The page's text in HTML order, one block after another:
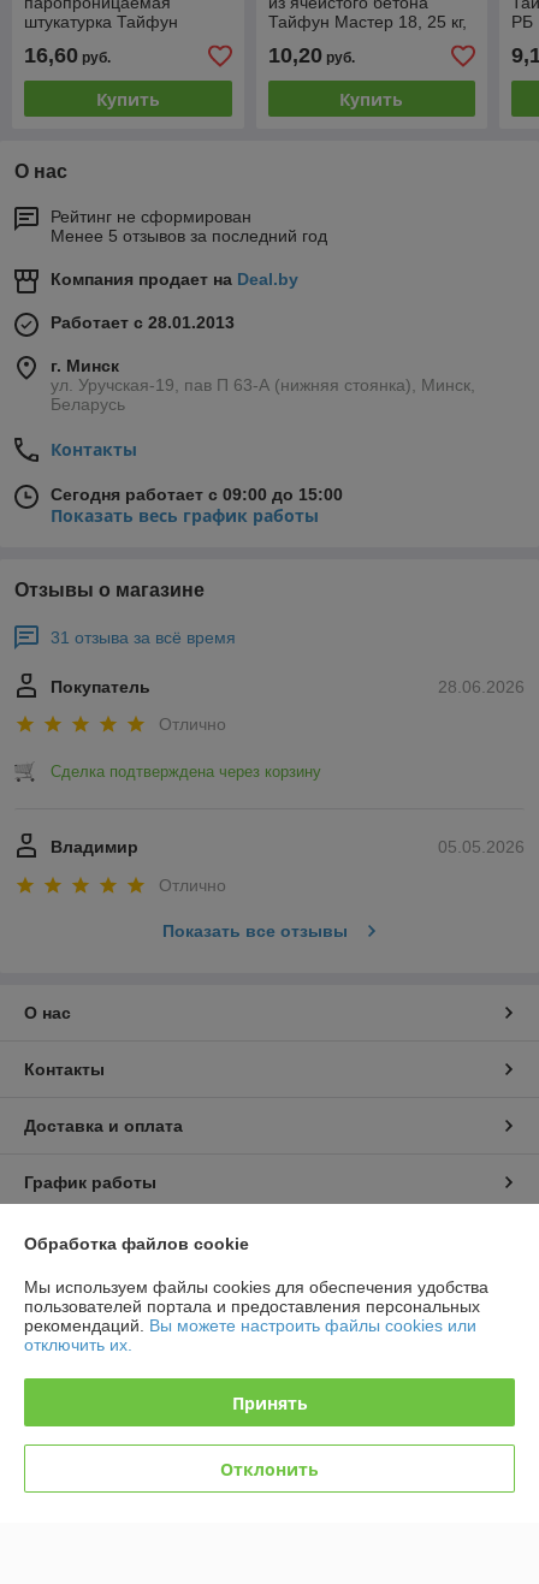
штукатурка Тайфун
РБ
16,60 руб.
Купить
Тайфун Мастер 18, 25 кг,
10,20руб.
Купить
РБ
О нас
Рейтинг не сформирован
Менее 5 отзывов за последний год
Компания продает на Deal.by
Работает с 28.01.2013
г. Минск
ул. Уручская-19, пав П 63-А (нижняя стоянка), Минск,
Беларусь
Контакты
Сегодня работает с 09:00 до 15:00
Показать весь график работы
Отзывы о магазине
31 отзыва за всё время
28.06.2026
Покупатель
Отлично
Сделка подтверждена через корзину
05.05.2026
Владимир
Отлично
Показать все отзывы
О нас
Контакты
Доставка и оплата
График работы
Полная версия сайта
Политика обработки cookies
Сайт создан на платформе Deal.by
Обработка файлов cookie
Мы используем файлы cookies для обеспечения удобства
пользователей портала и предоставления персональных
рекомендаций. Вы можете настроить файлы cookies или
отключить их.
Принять
Отклонить